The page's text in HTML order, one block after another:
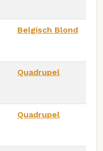
Belgisch Blond
Quadrupel
Quadrupel